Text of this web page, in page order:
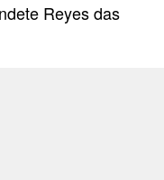
Reyes das